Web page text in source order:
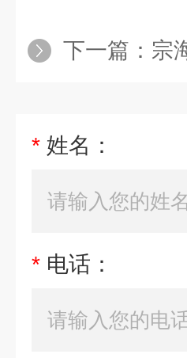
下一篇： 宗
* 姓名：
* 电话：